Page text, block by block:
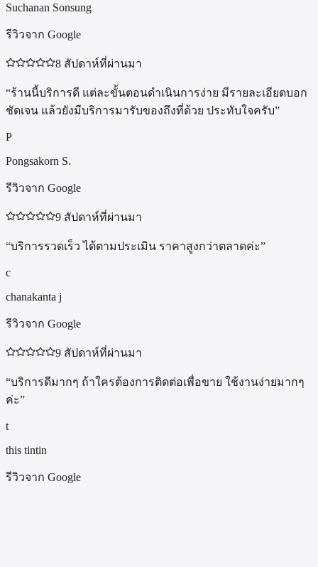
Suchanan Sonsung
รีวิวจาก Google
8 สัปดาห์ที่ผ่านมา
“ร้านนี้บริการดี แต่ละขั้นตอนดำเนินการง่าย มีรายละเอียดบอก
ชัดเจน แล้วยังมีบริการมารับของถึงที่ด้วย ประทับใจครับ”
P
Pongsakorn S.
รีวิวจาก Google
9 สัปดาห์ที่ผ่านมา
“บริการรวดเร็ว ได้ตามประเมิน ราคาสูงกว่าตลาดค่ะ”
c
chanakanta j
รีวิวจาก Google
9 สัปดาห์ที่ผ่านมา
“บริการดีมากๆ ถ้าใครต้องการติดต่อเพื่อขาย ใช้งานง่ายมากๆ
ค่ะ”
t
this tintin
รีวิวจาก Google